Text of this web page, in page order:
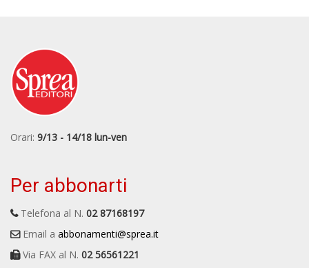
Orari: 9/13 - 14/18 lun-ven
Per abbonarti
Telefona al N. 02 87168197
Email a abbonamenti@sprea.it
Via FAX al N. 02 56561221